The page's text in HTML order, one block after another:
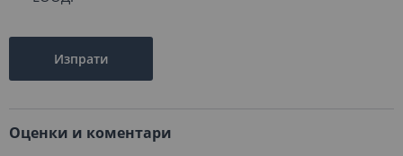
Изпрати
Оценки и коментари